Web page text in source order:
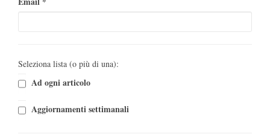
Seleziona lista (o più di una):
Ad ogni articolo
Aggiornamenti settimanali